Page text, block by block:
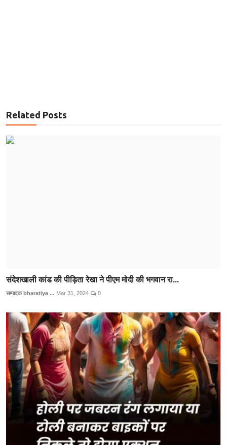
Related Posts
संदेशखाली कांड की पीड़िता रेखा ने पीएम मोदी की भगवान रा...
सम्पादक bharatiya ... Mar 31, 2024 0